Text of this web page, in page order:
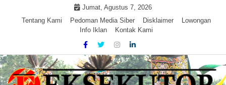
Jumat, Agustus 7, 2026
Tentang Kami
Pedoman Media Siber Disklaimer
Lowongan
Info Iklan
Kontak Kami